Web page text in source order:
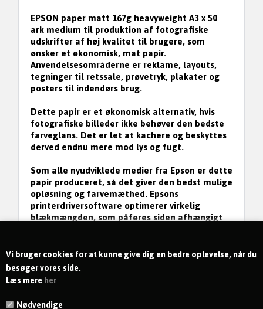
Vi bruger cookies for at kunne give dig en bedre oplevelse, når du
besøger vores side.
Læs mere her
Nødvendige
EPSON paper matt 167g heavyweight A3 x 50
ark medium til produktion af fotografiske
udskrifter af høj kvalitet til brugere, som
ønsker et økonomisk, mat papir.
Anvendelsesområderne er reklame, layouts,
tegninger til retssale, prøvetryk, plakater og
posters til indendørs brug.
Dette papir er et økonomisk alternativ, hvis
fotografiske billeder ikke behøver den bedste
farveglans. Det er let at kachere og beskyttes
derved endnu mere mod lys og fugt.
Som alle nyudviklede medier fra Epson er dette
papir produceret, så det giver den bedst mulige
opløsning og farvemæthed. Epsons
printerdriversoftware optimerer virkelig
blækmængden, som påføres siden afhængigt
kvalitet.